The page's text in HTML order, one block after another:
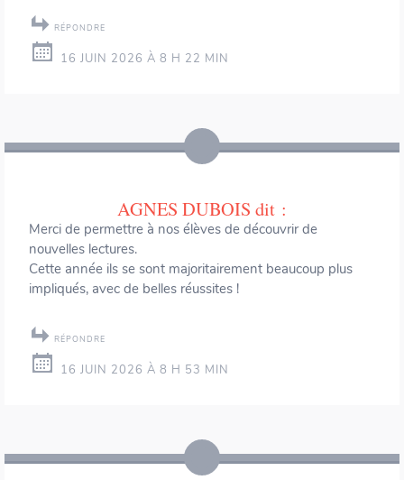
RÉPONDRE
16 JUIN 2026 À 8 H 22 MIN
AGNES DUBOIS dit :
Merci de permettre à nos élèves de découvrir de
nouvelles lectures.
Cette année ils se sont majoritairement beaucoup plus
impliqués, avec de belles réussites !
RÉPONDRE
16 JUIN 2026 À 8 H 53 MIN